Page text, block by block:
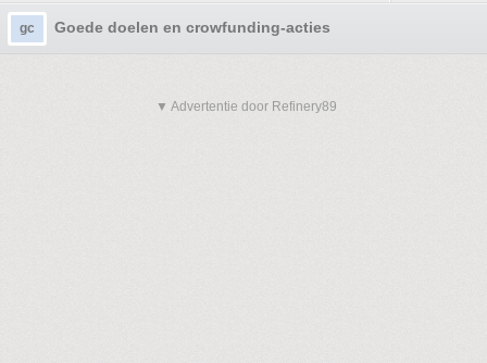
gc Goede doelen en crowfunding-acties
▼ Advertentie door Refinery89